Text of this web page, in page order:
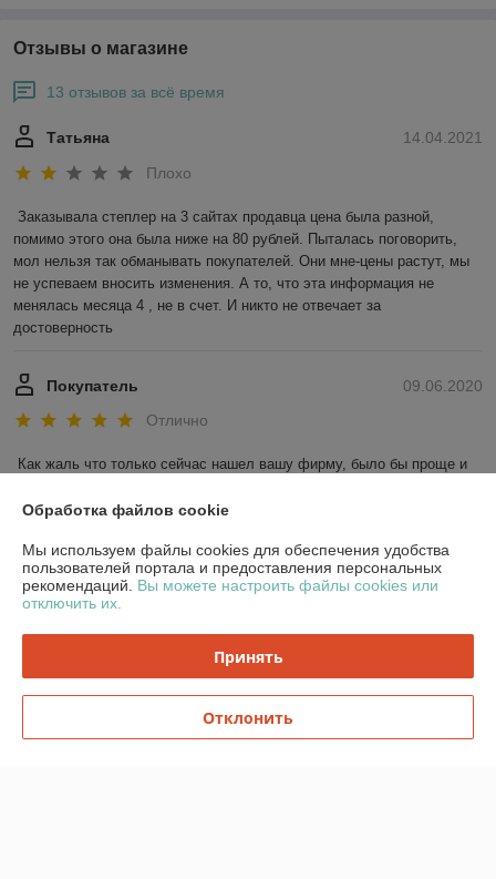
Отзывы о магазине
13 отзывов за всё время
14.04.2021
Татьяна
Плохо
Заказывала степлер на 3 сайтах продавца цена была разной,
помимо этого она была ниже на 80 рублей. Пыталась поговорить,
мол нельзя так обманывать покупателей. Они мне-цены растут, мы
не успеваем вносить изменения. А то, что эта информация не
менялась месяца 4 , не в счет. И никто не отвечает за
достоверность
09.06.2020
Покупатель
Отлично
Как жаль что только сейчас нашел вашу фирму, было бы проще и
Рекомендую всем
Показать все отзывы
Контакты
Обработка файлов cookie
Мы используем файлы cookies для обеспечения удобства
пользователей портала и предоставления персональных
рекомендаций. Вы можете настроить файлы cookies или
отключить их.
Принять
Отклонить